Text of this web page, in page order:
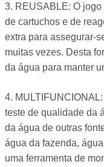
3. REUSABLE: O
de cartuchos e de
extra para assegurar-
muitas vezes. Desta
da água para manter
4.
teste de qualidade da
da água de outras
água da fazenda,
uma ferramenta de